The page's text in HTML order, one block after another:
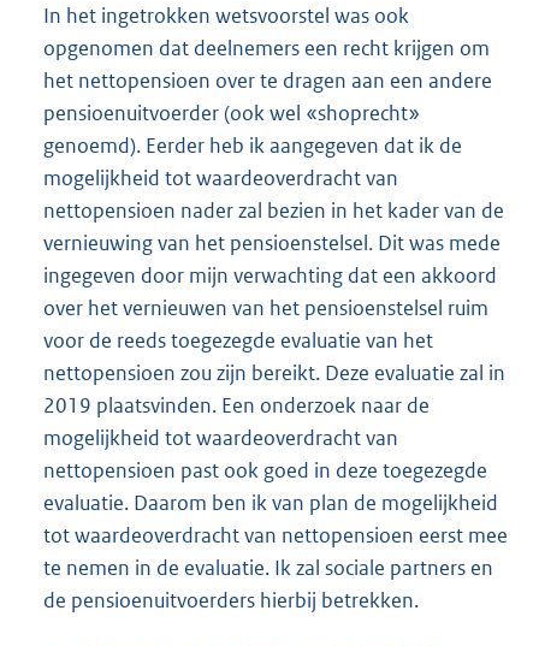
In het ingetrokken wetsvoorstel was ook
opgenomen dat deelnemers een recht krijgen om
het nettopensioen over te dragen aan een andere
pensioenuitvoerder (ook wel «shoprecht»
genoemd). Eerder heb ik aangegeven dat ik de
mogelijkheid tot waardeoverdracht van
nettopensioen nader zal bezien in het kader van de
vernieuwing van het pensioenstelsel. Dit was mede
ingegeven door mijn verwachting dat een akkoord
over het vernieuwen van het pensioenstelsel ruim
voor de reeds toegezegde evaluatie van het
nettopensioen zou zijn bereikt. Deze evaluatie zal in
2019 plaatsvinden. Een onderzoek naar de
mogelijkheid tot waardeoverdracht van
nettopensioen past ook goed in deze toegezegde
evaluatie. Daarom ben ik van plan de mogelijkheid
tot waardeoverdracht van nettopensioen eerst mee
te nemen in de evaluatie. Ik zal sociale partners en
de pensioenuitvoerders hierbij betrekken.